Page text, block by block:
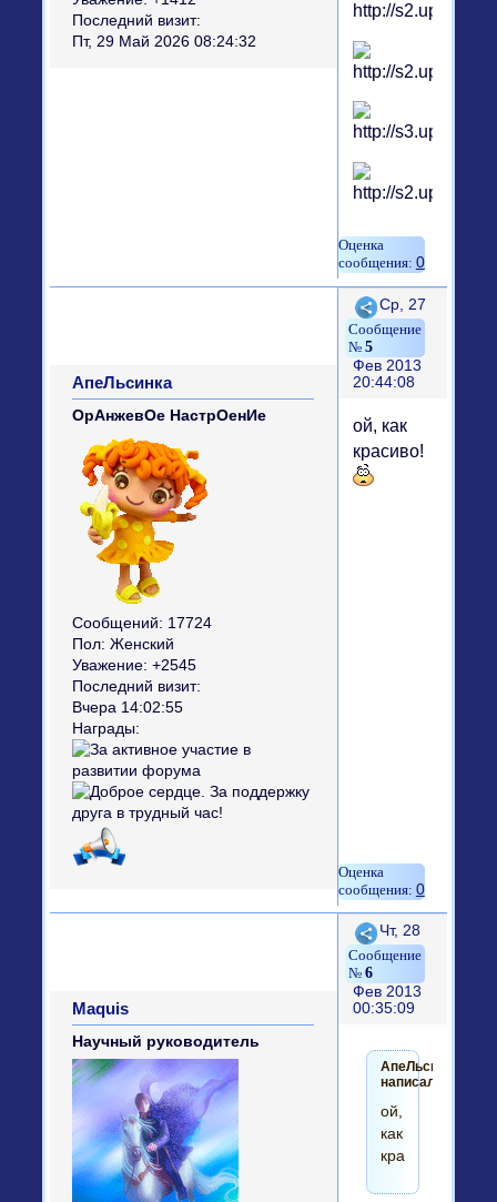
Последний визит:
Пт, 29 Май 2026 08:24:32
0
Поделиться
5
Ср, 27
Фев 2013
20:44:08
АпеЛьсинка
ОрАнжевОе НастрОенИе
Сообщений: 17724
Пол: Женский
Уважение: +2545
Последний визит:
Вчера 14:02:55
Награды:
ой, как
красиво!
0
Поделиться
6
Чт, 28
Фев 2013
00:35:09
Maquis
Научный руководитель
АпеЛьсинка
написал(а):
ой,
как
красиво!